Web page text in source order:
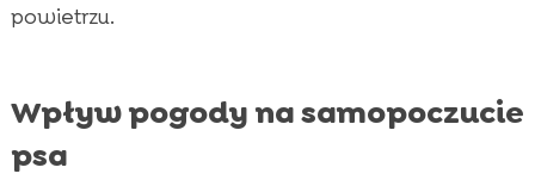
powietrzu.
Wpływ pogody na samopoczucie
psa